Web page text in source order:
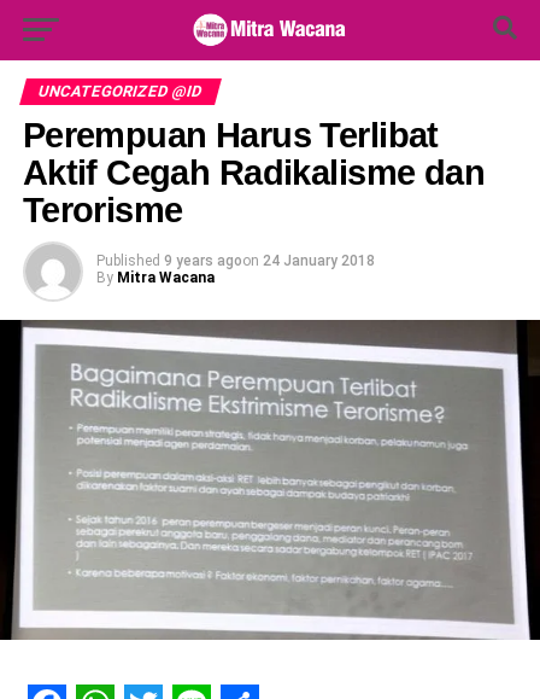
for:
UNCATEGORIZED @ID
Perempuan Harus Terlibat
Aktif Cegah Radikalisme dan
Terorisme
Published 9 years agoon 24 January 2018
By Mitra Wacana